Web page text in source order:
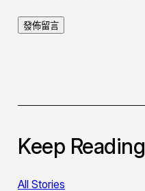
Keep Reading
All Stories